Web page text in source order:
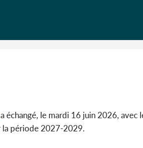
échangé, le mardi 16 juin 2026, avec
la période 2027-2029.